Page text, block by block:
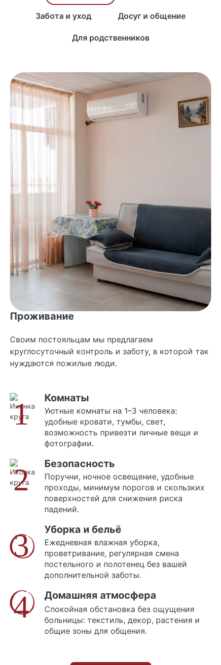
Забота и уход Досуг и общение
Для родственников
Проживание
Своим постояльцам мы предлагаем
круглосуточный контроль и заботу, в которой так
нуждаются пожилые люди.
1 Комнаты
Уютные комнаты на 1–3 человека:
удобные кровати, тумбы, свет,
возможность привезти личные вещи и
фотографии.
2 Безопасность
Поручни, ночное освещение, удобные
проходы, минимум порогов и скользких
поверхностей для снижения риска
падений.
3 Уборка и бельё
Ежедневная влажная уборка,
проветривание, регулярная смена
постельного и полотенец без вашей
дополнительной заботы.
4 Домашняя атмосфера
Спокойная обстановка без ощущения
больницы: текстиль, декор, растения и
общие зоны для общения.